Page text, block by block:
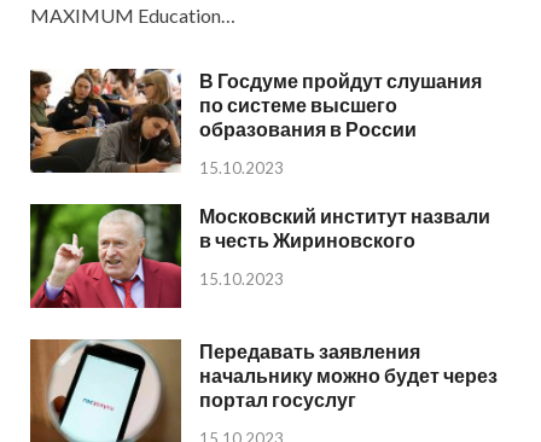
MAXIMUM Education…
В Госдуме пройдут слушания
по системе высшего
образования в России
15.10.2023
Московский институт назвали
в честь Жириновского
15.10.2023
Передавать заявления
начальнику можно будет через
портал госуслуг